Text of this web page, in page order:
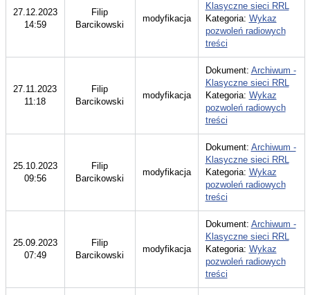
27.12.2023
14:59
Filip
Barcikowski
modyfikacja
Klasyczne sieci RRL
Kategoria: Wykaz
pozwoleń radiowych
treści
27.11.2023
11:18
Filip
Barcikowski
modyfikacja
Dokument: Archiwum -
Klasyczne sieci RRL
Kategoria: Wykaz
pozwoleń radiowych
treści
25.10.2023
09:56
Filip
Barcikowski
modyfikacja
Dokument: Archiwum -
Klasyczne sieci RRL
Kategoria: Wykaz
pozwoleń radiowych
treści
25.09.2023
07:49
Filip
Barcikowski
modyfikacja
Dokument: Archiwum -
Klasyczne sieci RRL
Kategoria: Wykaz
pozwoleń radiowych
treści